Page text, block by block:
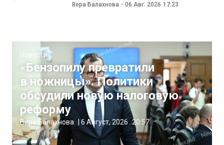
Вера Балахнова - 06 Авг. 2026 17:23
Новости
«Бензопилу превратили
в ножницы». Политики
обсудили новую налоговую
реформу
Вера Балахнова 6 Август, 2026 20:57